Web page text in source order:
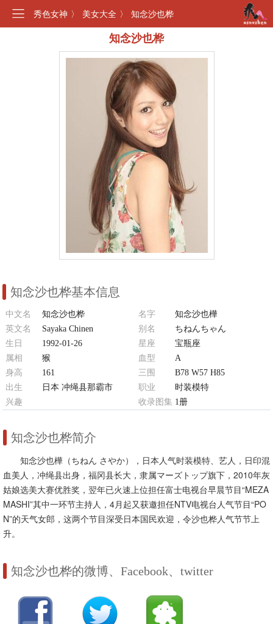
秀色女神 〉 美女大全 〉 知念沙也桦
知念沙也桦
知念沙也桦基本信息
中文名 知念沙也桦 名字
知念沙也樺
英文名
Sayaka Chinen 别名
ちねんちゃん
生日
1992-01-26 星座
宝瓶座
属相
猴 血型
A
身高
161 三围
B78 W57 H85
出生
日本 冲绳县那霸市 职业
时装模特
兴趣
收录图集 1册
知念沙也桦简介
知念沙也樺（ちねん さやか），日本人气时装模特、艺人，日印混
血美人，冲绳县出身，福冈县长大，隶属マーズトップ旗下，2010年灰
姑娘选美大赛优胜奖，翌年已火速上位担任富士电视台早晨节目“MEZA
MASHI”其中一环节主持人，4月起又获邀担任NTV电视台人气节目“PO
N”的天气女郎，这两个节目深受日本国民欢迎，令沙也桦人气节节上
升。
知念沙也桦的微博、Facebook、twitter